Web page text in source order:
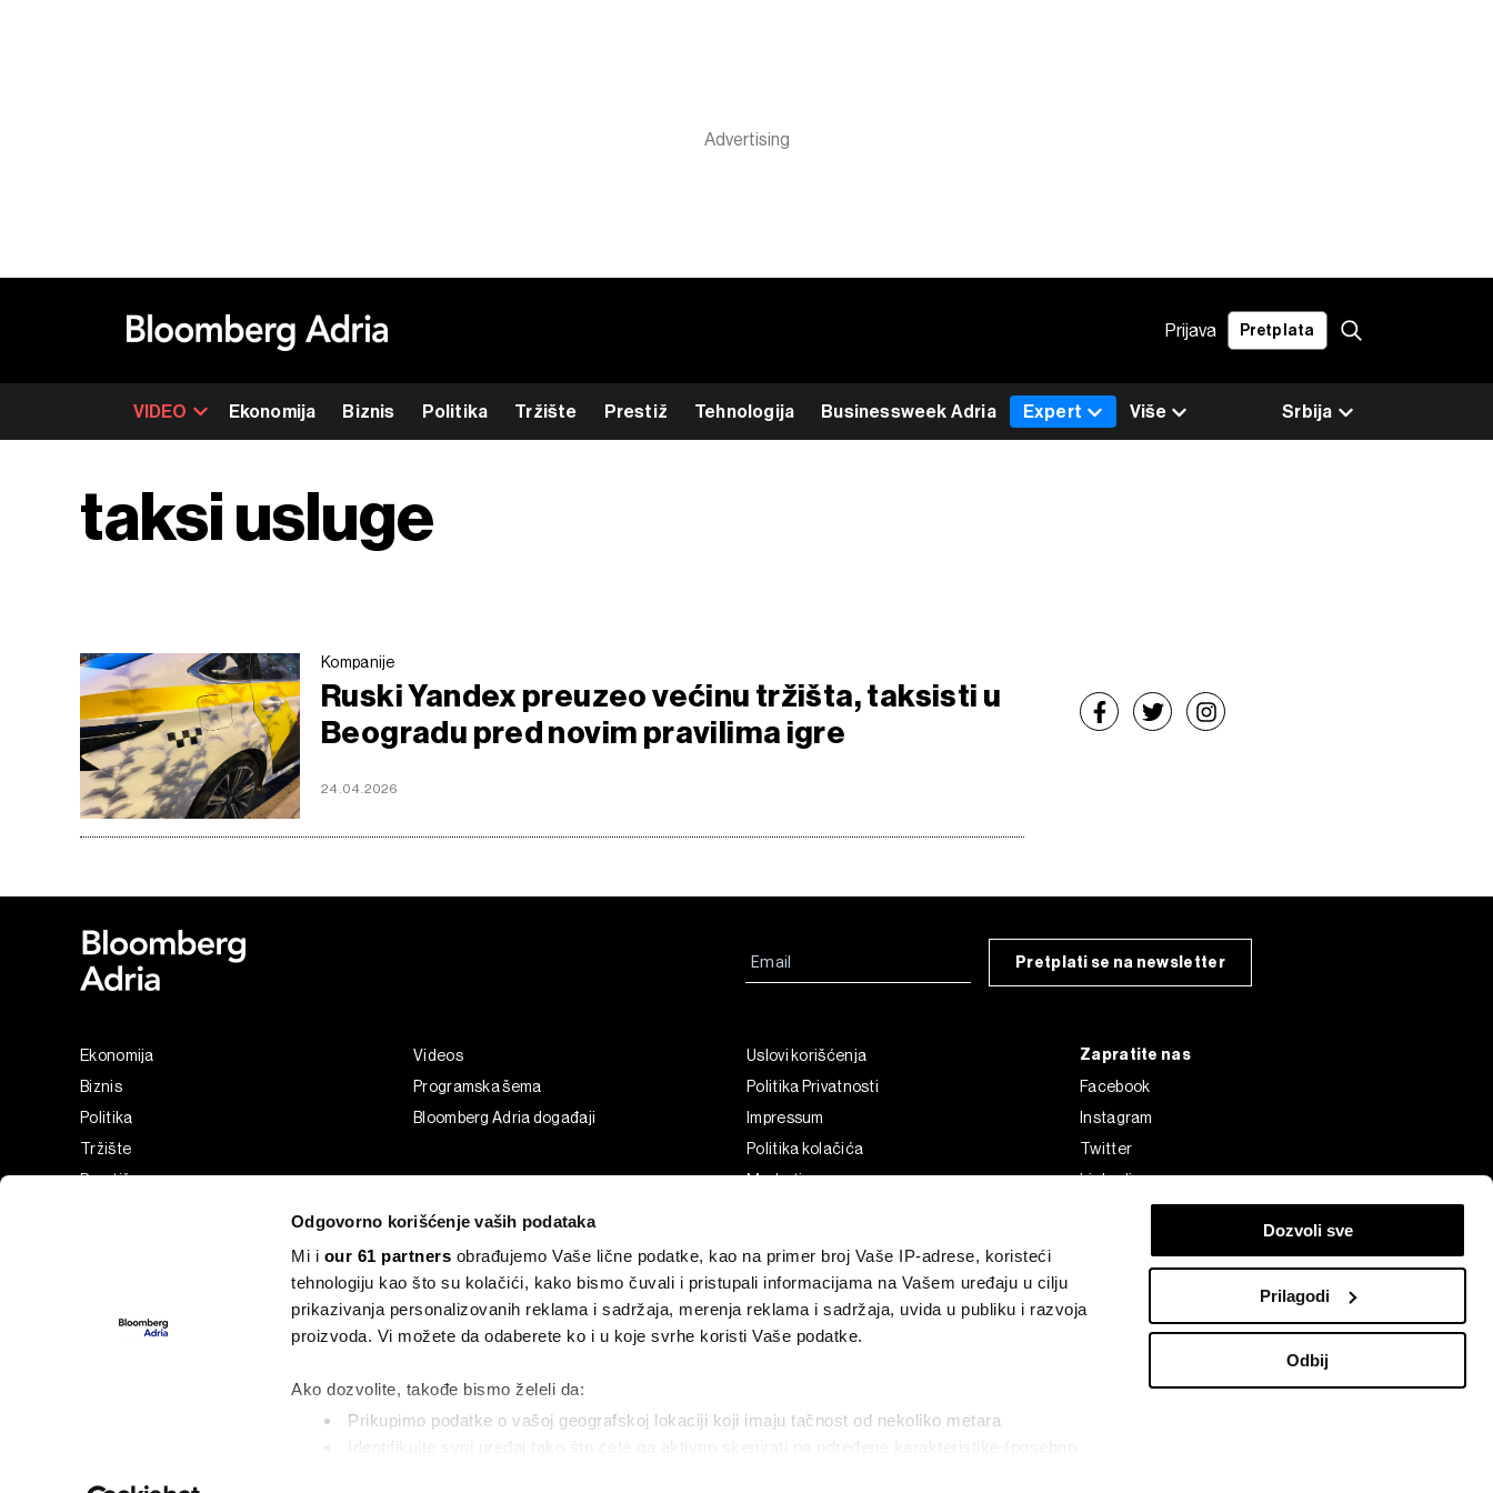
Odgovorno korišćenje vaših podataka
Mi i our 61 partners obrađujemo Vaše lične podatke, kao na primer broj Vaše IP-adrese, koristeći
tehnologiju kao što su kolačići, kako bismo čuvali i pristupali informacijama na Vašem uređaju u cilju
prikazivanja personalizovanih reklama i sadržaja, merenja reklama i sadržaja, uvida u publiku i razvoja
proizvoda. Vi možete da odaberete ko i u koje svrhe koristi Vaše podatke.
Ako dozvolite, takođe bismo želeli da:
Prikupimo podatke o vašoj geografskoj lokaciji koji imaju tačnost od nekoliko metara
Dozvoli sve
Prilagodi
Odbij
Prijava Pretplata
VIDEO Ekonomija Biznis Politika Tržište Prestiž Tehnologija Businessweek Adria Srbija
Expert Više
taksi usluge
Kompanije
Ruski Yandex preuzeo većinu tržišta, taksisti u
Beogradu pred novim pravilima igre
24.04.2026
Pretplati se na newsletter
Ekonomija
Biznis
Politika
Tržište
Prestiž
Videos
Programska šema
Bloomberg Adria događaji
Uslovi korišćenja
Politika Privatnosti
Impressum
Politika kolačića
Marketing
Zapratite nas
Facebook
Instagram
Twitter
Linkedin